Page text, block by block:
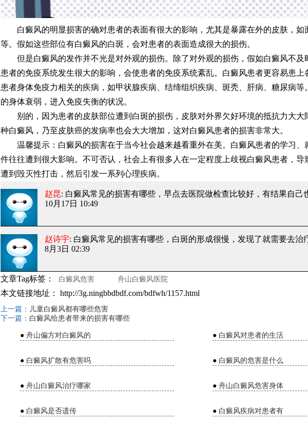
白癜风的明显损害的确对患者的表面有很大的影响，尤其是暴露在外的皮肤，如
等。假如这些部位有白癜风的白斑，会对患者的表面造成很大的损伤。
但是白癜风的发作并不光是对外观的损伤。除了对外观的损伤，假如白癜风不及
患者的免疫系统发生很大的影响，会使患者的免疫系统紊乱。白癜风患者更容易患上
患者身体免疫力相关的疾病，如甲状腺疾病、结缔组织疾病、斑秃、肝病、糖尿病等
的身体衰弱，进入免疫失衡的状况。
别的，因为患者的皮肤部位遭到白斑的损伤，皮肤对外界欠好环境的抵抗力大大
种白癜风，乃至皮肤癌的发病率也会大大增加，这对白癜风患者的损害非常大。
温馨提示：白癜风的损害在于当今社会越来越看重外在美。白癜风患者的学习、
件往往遭到很大影响。不可否认，社会上有很多人在一定程度上歧视白癜风患者，导
遭到毁灭性打击，然后引发一系列心理疾病。
赵昆: 白癜风常见的损害有哪些 ，早点去医院做检查比较好，有结果自己
10月17日 10:49
赵诗宇: 白癜风常见的损害有哪些 ，白斑的形成很慢，发现了就需要去治
8月3日 02:39
文章Tag标签： 白癜风危害 舟山白癜风医院
本文链接地址： http://3g.ningbbdbdf.com/bdfwh/1157.html
上一篇： 儿童白癜风都有哪些危害
下一篇： 白癜风给患者带来的损害有哪些
● 舟山偏方对白癜风的 ● 白癜风对患者的生活
● 白癜风扩散有危害吗 ● 白癜风的危害是什么
● 舟山白癜风治疗哪家 ● 舟山白癜风危害身体
● 白癜风是否遗传 ● 白癜风疾病对患者有